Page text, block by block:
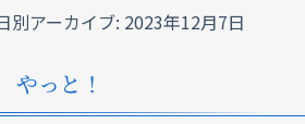
別アーカイブ: 2023年12月7日
やっと！